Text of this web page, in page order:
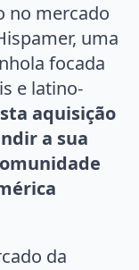
no mercado
uma
focada
e latino-
aquisição
a sua
da